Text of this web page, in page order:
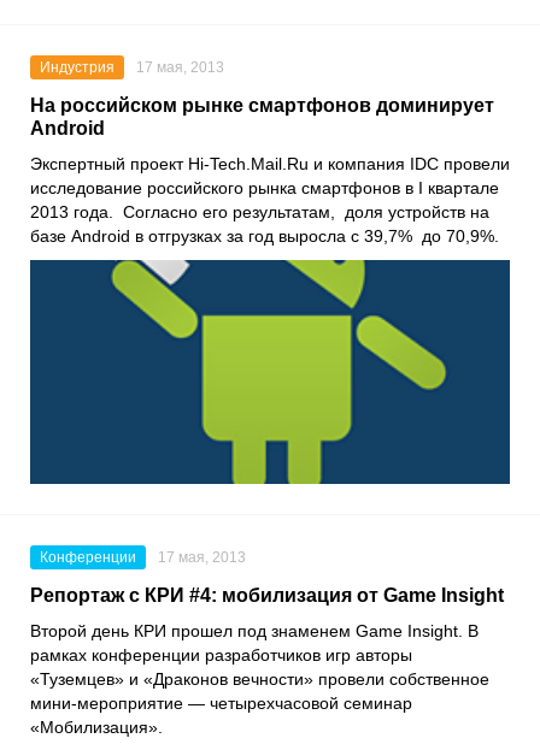
Индустрия 17 мая, 2013
На российском рынке смартфонов доминирует
Android
Экспертный проект Hi-Tech.Mail.Ru и компания IDC провели
исследование российского рынка смартфонов в I квартале
2013 года. Согласно его результатам, доля устройств на
базе Android в отгрузках за год выросла с 39,7% до 70,9%.
Конференции 17 мая, 2013
Репортаж с КРИ #4: мобилизация от Game Insight
Второй день КРИ прошел под знаменем Game Insight. В
рамках конференции разработчиков игр авторы
«Туземцев» и «Драконов вечности» провели собственное
мини-мероприятие — четырехчасовой семинар
«Мобилизация».